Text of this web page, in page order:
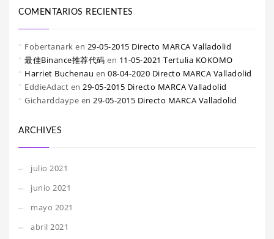
COMENTARIOS RECIENTES
Fobertanark en 29-05-2015 Directo MARCA Valladolid
最佳Binance推荐代码 en 11-05-2021 Tertulia KOKOMO
Harriet Buchenau en 08-04-2020 Directo MARCA Valladolid
EddieAdact en 29-05-2015 Directo MARCA Valladolid
Gicharddaype en 29-05-2015 Directo MARCA Valladolid
ARCHIVES
julio 2021
junio 2021
mayo 2021
abril 2021